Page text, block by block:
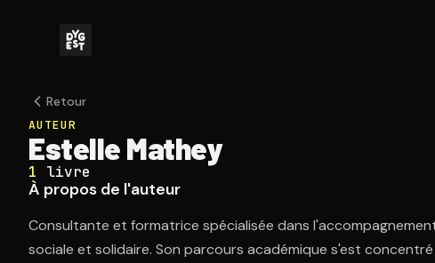
Retour
AUTEUR
Estelle Mathey
1 livre
À propos de l'auteur
Consultante et formatrice spécialisée dans
sociale et solidaire. Son parcours académique s'est